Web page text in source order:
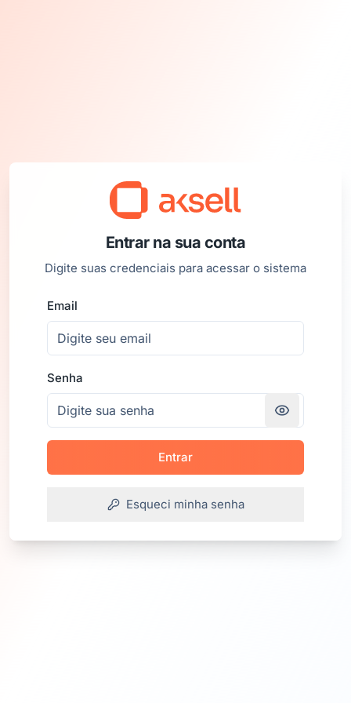
Entrar na sua conta
Digite suas credenciais para acessar o sistema
Email
Senha
Entrar
Esqueci minha senha